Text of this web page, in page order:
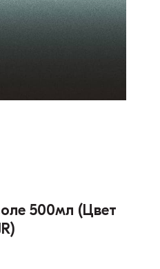
500мл (Цвет